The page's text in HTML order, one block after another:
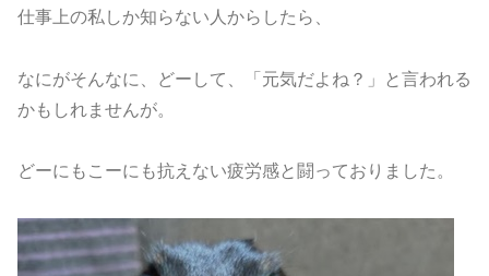
仕事上の私しか知らない人からしたら、
なにがそんなに、どーして、「元気だよね？」と言われる
かもしれませんが。
どーにもこーにも抗えない疲労感と闘っておりました。